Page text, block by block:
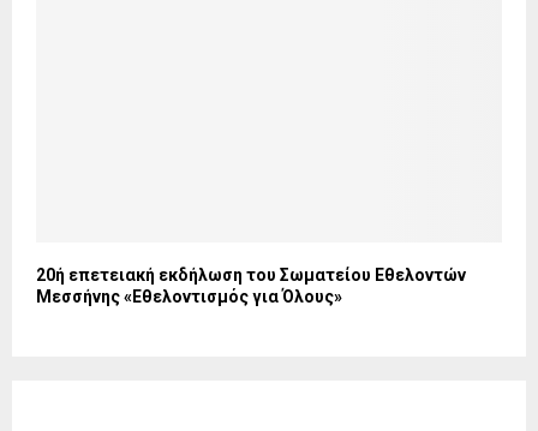
20ή επετειακή εκδήλωση του Σωματείου Εθελοντών
Μεσσήνης «Εθελοντισμός για Όλους»